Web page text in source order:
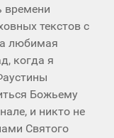
времени
текстов с
любимая
когда я
Божьему
и никто не
Святого